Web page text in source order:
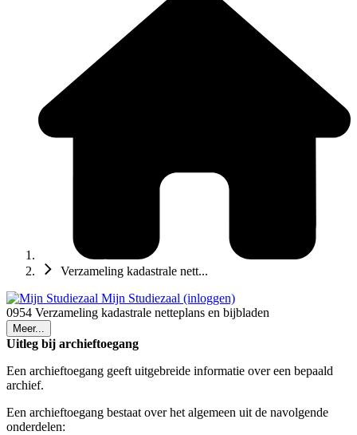
Verzameling kadastrale nett...
Mijn Studiezaal (inloggen)
0954 Verzameling kadastrale netteplans en bijbladen
Meer...
Uitleg bij archieftoegang
Een archieftoegang geeft uitgebreide informatie over een bepaald
archief.
Een archieftoegang bestaat over het algemeen uit de navolgende
onderdelen: